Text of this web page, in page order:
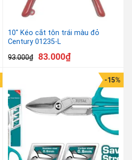
10″ Kéo cắt tôn trái màu đỏ
Century 01235-L
93.000₫ 83.000₫
-15%